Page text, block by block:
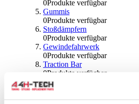
0Produkte verfügbar
Gummis
0Produkte verfügbar
Stoßdämpfern
0Produkte verfügbar
Gewindefahrwerk
0Produkte verfügbar
Traction Bar
0Produkte verfügbar
Stabilisator & Zubehör
0Produkte verfügbar
Kugeln & Abdeckungen